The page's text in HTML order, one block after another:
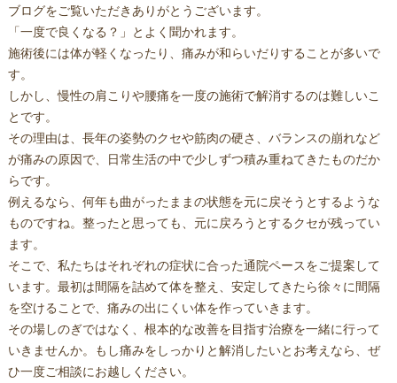
ブログをご覧いただきありがとうございます。
「一度で良くなる？」とよく聞かれます。
施術後には体が軽くなったり、痛みが和らいだりすることが多いで
す。
しかし、慢性の肩こりや腰痛を一度の施術で解消するのは難しいこ
とです。
その理由は、長年の姿勢のクセや筋肉の硬さ、バランスの崩れなど
が痛みの原因で、日常生活の中で少しずつ積み重ねてきたものだか
らです。
例えるなら、何年も曲がったままの状態を元に戻そうとするような
ものですね。整ったと思っても、元に戻ろうとするクセが残ってい
ます。
そこで、私たちはそれぞれの症状に合った通院ペースをご提案して
います。最初は間隔を詰めて体を整え、安定してきたら徐々に間隔
を空けることで、痛みの出にくい体を作っていきます。
その場しのぎではなく、根本的な改善を目指す治療を一緒に行って
いきませんか。もし痛みをしっかりと解消したいとお考えなら、ぜ
ひ一度ご相談にお越しください。